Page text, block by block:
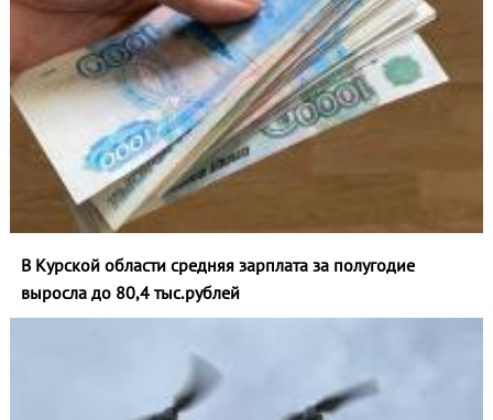
В Курской области средняя зарплата за полугодие
выросла до 80,4 тыс.рублей